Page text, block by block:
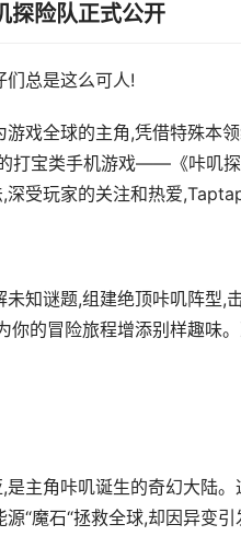
探险队正式公开
们总是这么可人!
戏全球的主角,凭借特殊本
打宝类手机游戏——《咔叽
受玩家的关注和热爱
知谜题,组建绝顶咔叽阵型,
的冒险旅程增添别样趣味
是主角咔叽诞生的奇幻大陆
“魔石“拯救全球,却因异变